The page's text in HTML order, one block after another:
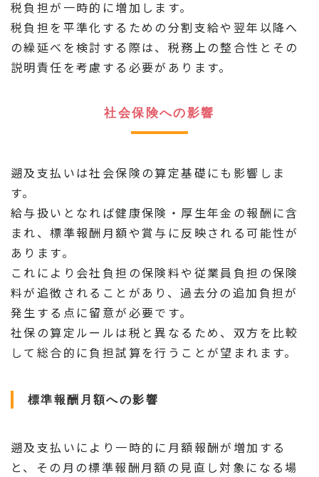
税負担が一時的に増加します。
税負担を平準化するための分割支給や翌年以降へ
の繰延べを検討する際は、税務上の整合性とその
説明責任を考慮する必要があります。
社会保険への影響
遡及支払いは社会保険の算定基礎にも影響しま
す。
給与扱いとなれば健康保険・厚生年金の報酬に含
まれ、標準報酬月額や賞与に反映される可能性が
あります。
これにより会社負担の保険料や従業員負担の保険
料が追徴されることがあり、過去分の追加負担が
発生する点に留意が必要です。
社保の算定ルールは税と異なるため、双方を比較
して総合的に負担試算を行うことが望まれます。
標準報酬月額への影響
遡及支払いにより一時的に月額報酬が増加する
と、その月の標準報酬月額の見直し対象になる場